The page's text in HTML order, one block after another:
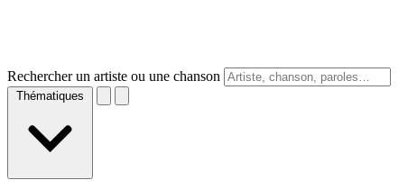
Rechercher un artiste ou une chanson
Thématiques